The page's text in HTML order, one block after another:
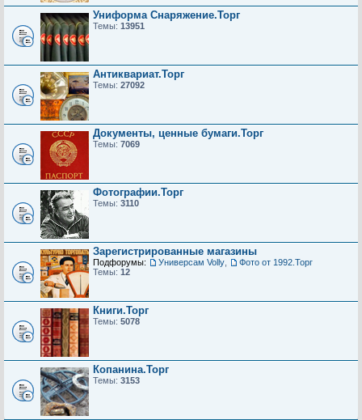
Униформа Снаряжение.Торг
Темы: 13951
Антиквариат.Торг
Темы: 27092
Документы, ценные бумаги.Торг
Темы: 7069
Фотографии.Торг
Темы: 3110
Зарегистрированные магазины
Подфорумы: Универсам Volly
Фото от 1992.Торг
Темы: 12
Книги.Торг
Темы: 5078
Копанина.Торг
Темы: 3153